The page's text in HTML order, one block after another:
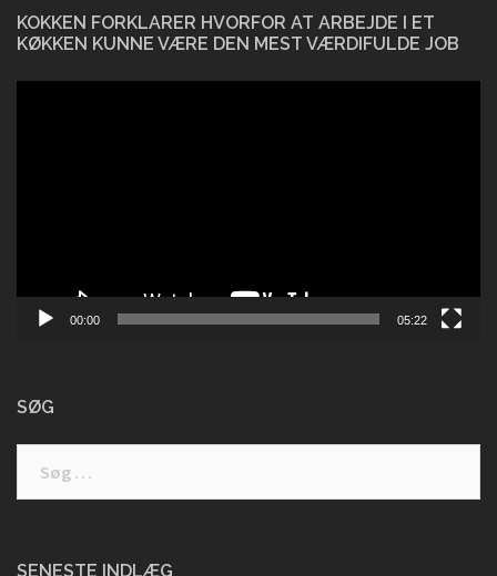
KOKKEN FORKLARER HVORFOR AT ARBEJDE I ET
KØKKEN KUNNE VÆRE DEN MEST VÆRDIFULDE JOB
00:00 05:22
SØG
SENESTE INDLÆG